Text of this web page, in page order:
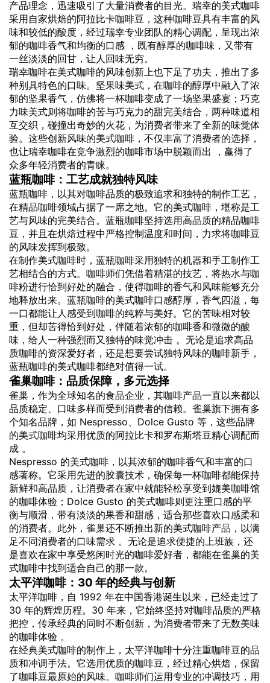
产品理念，迅速吸引了大量消费者的目光。瑞幸的美式咖啡
采用自家烘焙的阿拉比卡咖啡豆，这种咖啡豆具有丰富的风
味和较低的酸度，经过瑞幸专业团队的精心调配，呈现出浓
郁的咖啡香气和均衡的口感 ，既有醇厚的咖啡味，又带有
一丝淡淡的回甘，让人回味无穷。
瑞幸咖啡在美式咖啡的风味创新上也下足了功夫，推出了多
种别具特色的口味。坚果味美式，在咖啡的醇厚中融入了浓
郁的坚果香气，仿佛将一杯咖啡变成了一场坚果盛宴；巧克
力味美式则将咖啡的苦与巧克力的甜完美结合，两种味道相
互交织，碰撞出奇妙的火花，为消费者带来了全新的味觉体
验。这些创新风味的美式咖啡，不仅丰富了消费者的选择，
也让瑞幸咖啡在竞争激烈的咖啡市场中脱颖而出 ，赢得了
众多年轻消费者的青睐。
蓝瓶咖啡：工艺成就独特风味
蓝瓶咖啡，以其对咖啡品质的极致追求和独特的制作工艺，
在精品咖啡领域占据了一席之地。它的美式咖啡，堪称是工
艺与风味的完美结合。蓝瓶咖啡坚持选用高品质的精品咖啡
豆，并且在烘焙过程中严格控制温度和时间，力求将咖啡豆
的风味发挥到极致。
在制作美式咖啡时，蓝瓶咖啡采用独特的机器和手工制作工
艺相结合的方式。咖啡师们凭借着精湛的技艺，将热水与咖
啡粉进行恰到好处的融合，使得咖啡的香气和风味能够充分
地释放出来。蓝瓶咖啡的美式咖啡口感醇厚，香气四溢，每
一口都能让人感受到咖啡的纯粹与美好。它的苦味相对较
重，但却苦得恰到好处，伴随着浓郁的咖啡香和微微的酸
味，给人一种强烈而又独特的味觉冲击 。无论是追求高品
质咖啡的资深爱好者，还是想要尝试独特风味的咖啡新手，
蓝瓶咖啡的美式咖啡都绝对值得一试。
雀巢咖啡：品质保障，多元选择
雀巢，作为全球知名的食品企业，其咖啡产品一直以来都以
品质稳定、口味多样而受到消费者的信赖。雀巢旗下拥有多
个知名品牌，如 Nespresso、Dolce Gusto 等，这些品牌
的美式咖啡均采用优质的阿拉比卡和罗布斯塔豆精心调配而
成 。
Nespresso 的美式咖啡，以其浓郁的咖啡香气和丰富的口
感著称。它采用先进的胶囊技术，确保每一杯咖啡都能保持
新鲜和高品质，让消费者在家中就能轻松享受到媲美咖啡馆
的咖啡体验；Dolce Gusto 的美式咖啡则更注重口感的平
衡与顺滑，带有淡淡的果香和甜感，适合那些喜欢口感柔和
的消费者。此外，雀巢还不断推出新的美式咖啡产品，以满
足不同消费者的口味需求 。无论是追求便捷的上班族，还
是喜欢在家中享受悠闲时光的咖啡爱好者，都能在雀巢的美
式咖啡中找到适合自己的那一款。
太平洋咖啡：30 年的经典与创新
太平洋咖啡，自 1992 年在中国香港诞生以来，已经走过了
30 年的辉煌历程。30 年来，它始终坚持对咖啡品质的严格
把控，传承经典的同时不断创新，为消费者带来了无数美味
的咖啡体验 。
在经典美式咖啡的制作上，太平洋咖啡十分注重咖啡豆的品
质和冲调手法。它选用优质的咖啡豆，经过精心烘焙，保留
了咖啡豆最原始的风味。咖啡师们运用专业的冲调技巧，用